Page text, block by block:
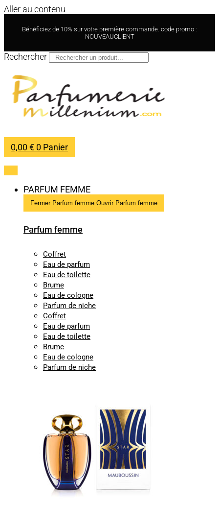
Aller au contenu
Bénéficiez de 10% sur votre première commande. code promo :
NOUVEAUCLIENT
Rechercher
0,00€ 0 Panier
PARFUM FEMME
Fermer Parfum femme Ouvrir Parfum femme
Parfum femme
Coffret
Eau de parfum
Eau de toilette
Brume
Eau de cologne
Parfum de niche
Coffret
Eau de parfum
Eau de toilette
Brume
Eau de cologne
Parfum de niche